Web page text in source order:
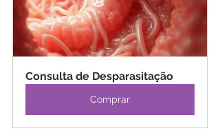
Consulta de Desparasitação
Comprar